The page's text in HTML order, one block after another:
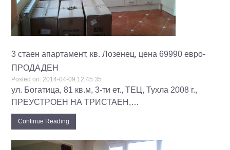
3 стаен апартамент, кв. Лозенец, цена 69990 евро-
ПРОДАДЕН
Posted on: 2014-04-09 12:45:35
ул. Богатица, 81 кв.м, 3-ти ет., ТЕЦ, Тухла 2008 г.,
ПРЕУСТРОЕН НА ТРИСТАЕН,…
Continue Reading